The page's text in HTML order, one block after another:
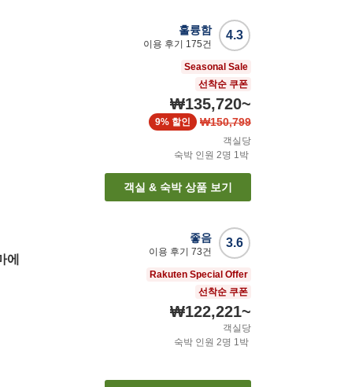
4.3
훌륭함
이용 후기 175건
Seasonal Sale
선착순 쿠폰
₩135,720~
₩150,799
9% 할인
객실당
숙박 인원 2명 1박
객실 & 숙박 상품 보기
에
3.6
좋음
이용 후기 73건
Rakuten Special Offer
선착순 쿠폰
₩122,221~
객실당
숙박 인원 2명 1박